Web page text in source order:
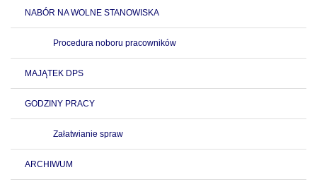
NABÓR NA WOLNE STANOWISKA
Procedura noboru pracowników
MAJĄTEK DPS
GODZINY PRACY
Załatwianie spraw
ARCHIWUM